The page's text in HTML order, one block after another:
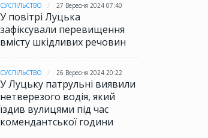
СУСПІЛЬСТВО 27 Вересня 2024 07:40
У повітрі Луцька
зафіксували перевищення
вмісту шкідливих речовин
СУСПІЛЬСТВО 26 Вересня 2024 20:22
У Луцьку патрульні виявили
нетверезого водія, який
їздив вулицями під час
комендантської години